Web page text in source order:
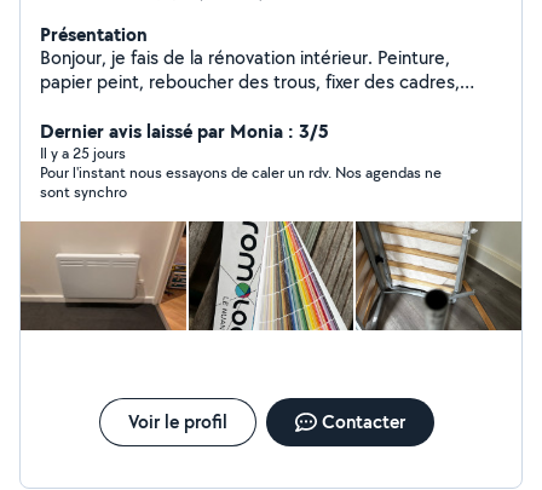
Présentation
Bonjour, je fais de la rénovation intérieur. Peinture,
papier peint, reboucher des trous, fixer des cadres,
bosser 10ans étant monteur de meubles à Conforama)
livraisons en tout genre et de la tonte de pelouse. Pour
des raisons problématiques avec les critères du site,
merci de mettre votre numéro de téléphone à la suite
de votre message. Merci
Dernier avis laissé par Monia : 3/5
Il y a 25 jours
Pour l'instant nous essayons de caler un rdv. Nos agendas ne
sont synchro
Voir le profil Contacter